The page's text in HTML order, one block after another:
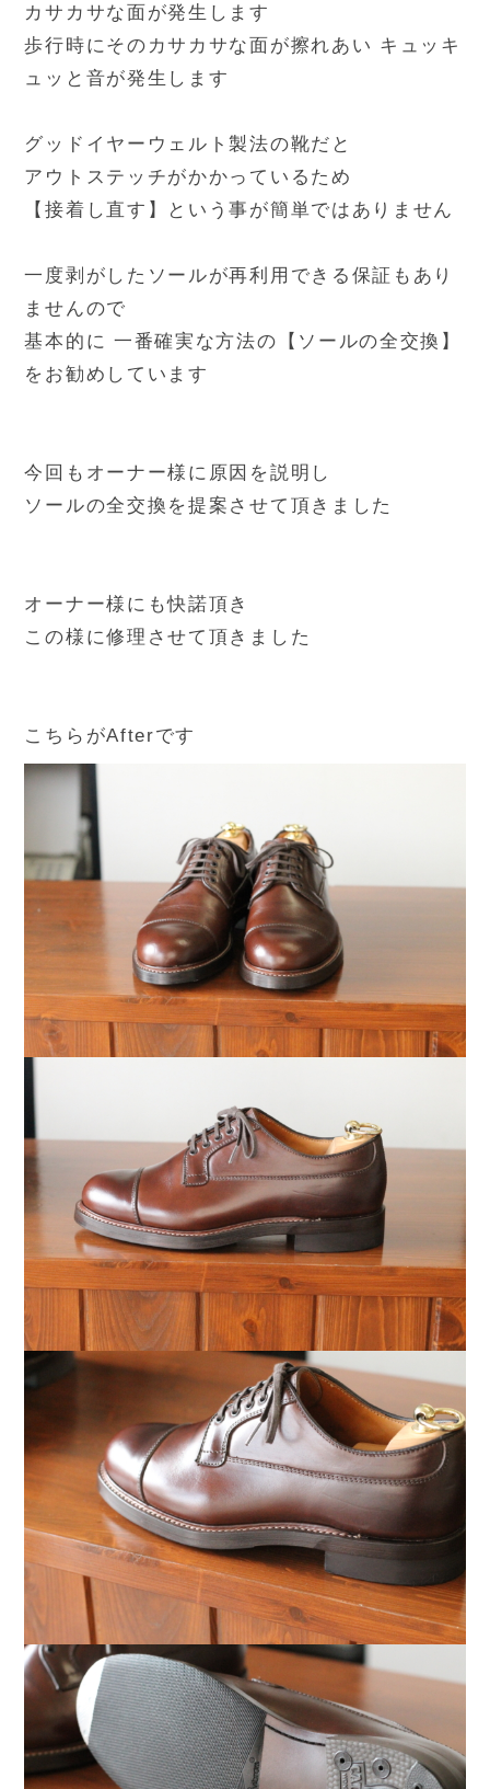
カサカサな面が発生します
歩行時にそのカサカサな面が擦れあい キュッキ
ュッと音が発生します
グッドイヤーウェルト製法の靴だと
アウトステッチがかかっているため
【接着し直す】という事が簡単ではありません
一度剥がしたソールが再利用できる保証もあり
ませんので
基本的に 一番確実な方法の【ソールの全交換】
をお勧めしています
今回もオーナー様に原因を説明し
ソールの全交換を提案させて頂きました
オーナー様にも快諾頂き
この様に修理させて頂きました
こちらがAfterです